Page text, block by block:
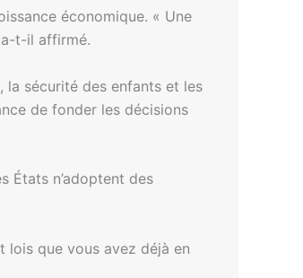
économique. « Une
t-il affirmé.
, la sécurité des enfants et les
de fonder les décisions
États n’adoptent des
lois que vous avez déjà en